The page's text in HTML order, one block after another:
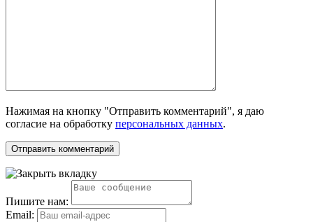
Нажимая на кнопку "Отправить комментарий", я даю
согласие на обработку персональных данных.
Пишите нам:
Email: